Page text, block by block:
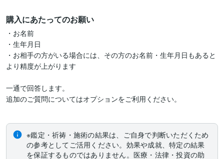
購入にあたってのお願い
・お名前
・生年月日
・お相手の方がいる場合には、その方のお名前・生年月日もあると
より精度が上がります
一通で回答します。
追加のご質問についてはオプションをご利用ください。
※鑑定・祈祷・施術の結果は、ご自身で判断いただくため
の参考としてご活用ください。効果や成就、特定の結果
を保証するものではありません。医療・法律・投資の助